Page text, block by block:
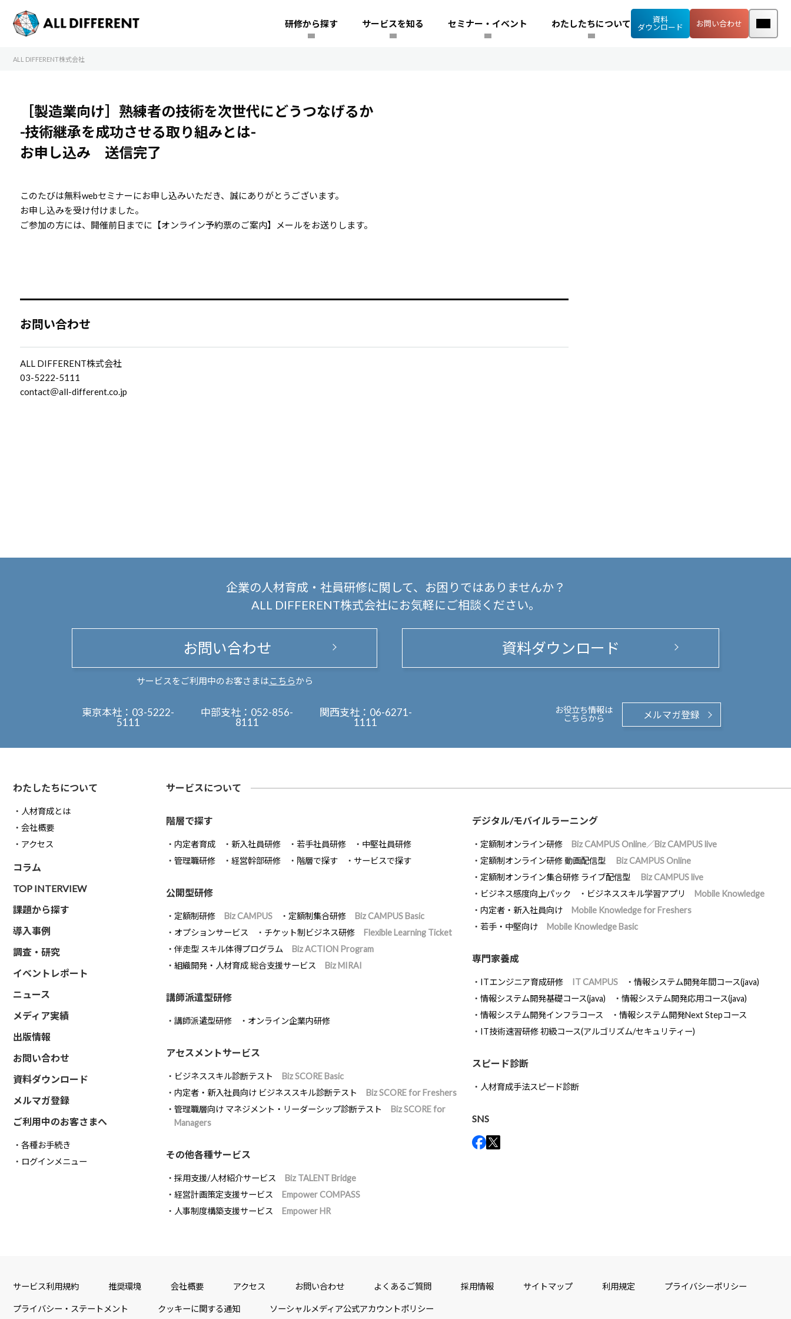
研修から探す サービスを知る セミナー・イベント わたしたちについて
資料
ダウンロード
お問い合わせ
ALL DIFFERENT株式会社
［製造業向け］熟練者の技術を次世代にどうつなげるか
-技術継承を成功させる取り組みとは-
お申し込み 送信完了
このたびは無料webセミナーにお申し込みいただき、誠にありがとうございます。
お申し込みを受け付けました。
ご参加の方には、開催前日までに【オンライン予約票のご案内】メールをお送りします。
お問い合わせ
ALL DIFFERENT株式会社
03-5222-5111
contact＠all-different.co.jp
企業の人材育成・社員研修に関して、
お困りではありませんか？
ALL DIFFERENT株式会社にお気軽にご相談ください。
お問い合わせ
サービスをご利用中のお客さまは こちらから
資料ダウンロード
東京本社： 03-5222-
5111
中部支社： 052-856-
8111
関西支社： 06-6271-
1111
お役立ち情報は
こちらから
メルマガ登録
わたしたちについて
人材育成とは
会社概要
アクセス
コラム
TOP INTERVIEW
課題から探す
導入事例
調査・研究
イベントレポート
ニュース
メディア実績
出版情報
お問い合わせ
資料ダウンロード
メルマガ登録
ご利用中のお客さまへ
各種お手続き
ログインメニュー
サービスについて
階層で探す
内定者育成 新入社員研修 若手社員研修
中堅社員研修
管理職研修
経営幹部研修 階層で探す サービスで探す
公開型研修
定額制研修 Biz CAMPUS 定額制集合研修
Biz CAMPUS Basic
オプションサービス
チケット制ビジネス研修
Flexible Learning Ticket
伴走型 スキル体得プログラム
Biz ACTION Program
組織開発・人材育成 総合支援サービス
Biz MIRAI
講師派遣型研修
講師派遣型研修 オンライン企業内研修
アセスメントサービス
ビジネススキル診断テスト
Biz SCORE Basic
内定者・新入社員向け ビジネススキル診断テスト
Biz SCORE for Freshers
管理職層向け マネジメント・リーダーシップ診断テスト
Biz SCORE for
Managers
その他各種サービス
採用支援/人材紹介サービス
Biz TALENT Bridge
経営計画策定支援サービス
Empower COMPASS
人事制度構築支援サービス
Empower HR
デジタル/モバイルラーニング
定額制オンライン研修
Biz CAMPUS Online／Biz CAMPUS live
定額制オンライン研修 動画配信型
Biz CAMPUS Online
定額制オンライン集合研修 ライブ配信型
Biz CAMPUS live
ビジネス感度向上パック
ビジネススキル学習アプリ
Mobile Knowledge
内定者・新入社員向け
Mobile Knowledge for Freshers
若手・中堅向け
Mobile Knowledge Basic
専門家養成
ITエンジニア育成研修 IT CAMPUS
情報システム開発年間コース(java)
情報システム開発基礎コース(java)
情報システム開発応用コース(java)
情報システム開発インフラコース
情報システム開発Next Stepコース
IT技術速習研修 初級コース(アルゴリズム/セキュリティー)
スピード診断
人材育成手法スピード診断
SNS
サービス利用規約 推奨環境 会社概要 アクセス お問い合わせ よくあるご質問 採用情報 サイトマップ 利用規定 プライバシーポリシー
プライバシー・ステートメント クッキーに関する通知 ソーシャルメディア公式アカウントポリシー